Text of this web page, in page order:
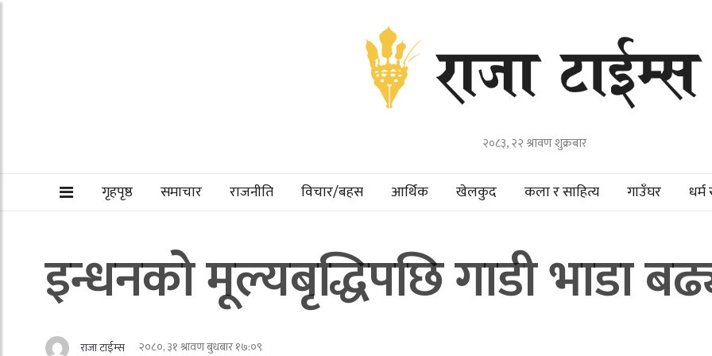
२०८३, २२ श्रावण शुक्रबार
गृहपृष्ठ समाचार राजनीति विचार/बहस आर्थिक खेलकुद कला र साहित्य गाउँघर
इन्धनको मूल्यबृद्धिपछि गाडी भाडा
राजा टाईम्स २०८०, ३१ श्रावण बुधबार १७:०९